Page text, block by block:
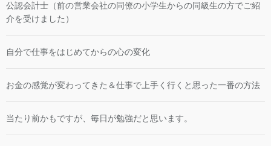
公認会計士（前の営業会社の同僚の小学生からの同級生の方でご紹
介を受けました）
自分で仕事をはじめてからの心の変化
お金の感覚が変わってきた＆仕事で上手く行くと思った一番の方法
当たり前かもですが、毎日が勉強だと思います。